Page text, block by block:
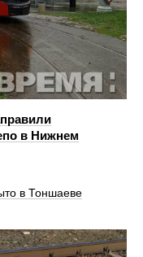
в Нижнем
в Тоншаеве